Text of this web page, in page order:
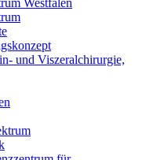
Westfalen
und Viszeralchirurgie,